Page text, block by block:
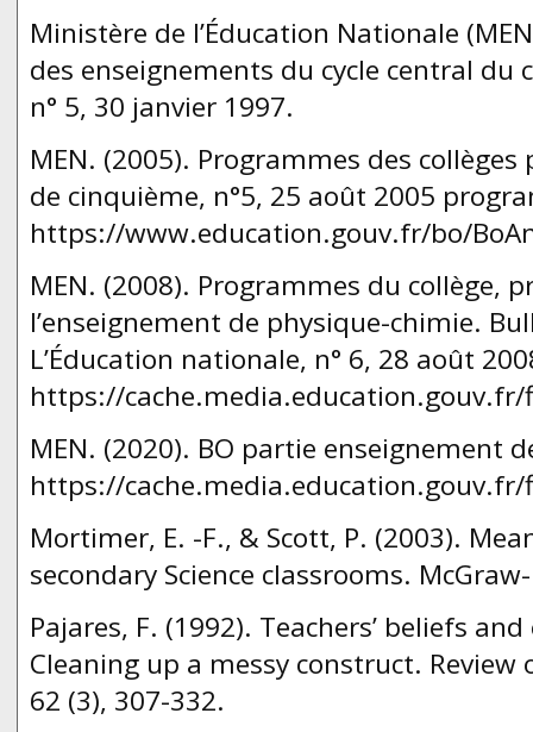
Ministère de l’Éducation Nationale
des enseignements du cycle central du
n° 5, 30 janvier 1997.
MEN. (2005). Programmes des
de cinquième, n°5, 25 août 2005
https://www.education.gouv.fr/bo/
MEN. (2008). Programmes du collège,
l’enseignement de physique-chimie.
L’Éducation nationale, n° 6, 28 août
https://
MEN. (2020). BO partie enseignement
https://
Mortimer, E. -F., & Scott, P. (2003).
secondary Science classrooms.
Pajares, F. (1992). Teachers’ beliefs
Cleaning up a messy construct. Review
62 (3), 307-332.